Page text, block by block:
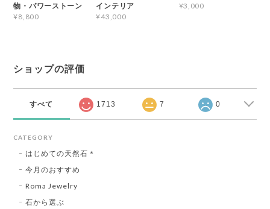
物・パワーストーン
¥8,800
インテリア
¥43,000
¥3,000
ショップの評価
すべて 1713 7 0
CATEGORY
はじめての天然石＊
今月のおすすめ
Roma Jewelry
石から選ぶ